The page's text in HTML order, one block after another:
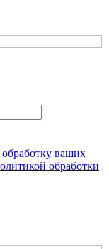
обработку ваших
обработки